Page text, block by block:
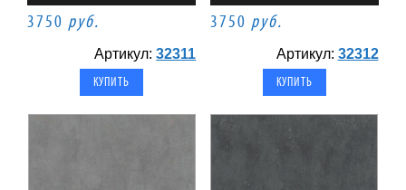
3750 руб.
Артикул:32311
3750 руб.
Артикул: 32312